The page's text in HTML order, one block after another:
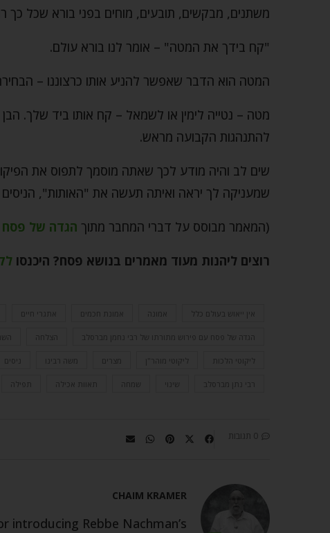
משתנים, מבקשים, תובעים, מוחים בפני בורא שכל
"קח בידך את המטה" – אומר לנו בורא עולם.
המטה הוא הדבר שאפשר להניע אותו כרצוננו –
מטה – נטייה לימין או לשמאל – קח אותו ביד שלך.
להתנהגות הקבועה מראש.
שים לב והיה מודע לכך שאתה מוסמך לתפוס את
שמעניקה לך יראה ואיתה תעשה את "האותות", הניסים
(המאמר מבוסס על דברי המחבר מתוך הגדה של פסח
רוצים ליהנות מעוד מאמרים בנושא פסח? היכנסו
אין ייאוש בעולם כלל אמונה אמונת חכמים אתגרי חיים
הגדה של פסח עם פירוש מתורתו של רבי נחמן מברסלב הצלחה
ליקוטי הלכות ליקוטי מוהר"ן מצרים משה רבינו ניסים
רבי נתן מברסלב שינוי שמחה תאוות אכילה תפילה
0 תגובות
CHAIM KRAMER
introducing Rebbe Nachman’s